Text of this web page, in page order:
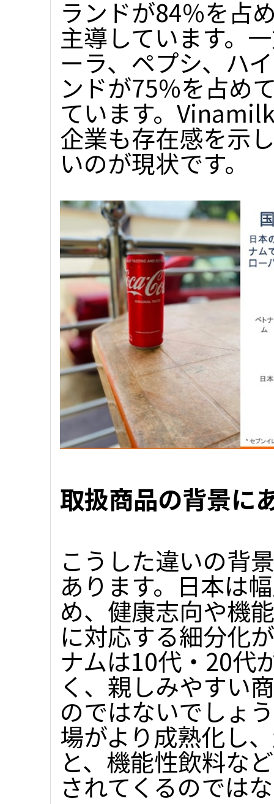
ランドが84%を占
主導しています。
ーラ、ペプシ、ハ
ンドが75%を占め
ています。
企業も存在感を示
いのが現状です。
取扱商品の背景に
こうした違いの背
あります。日本は
め、健康志向や機
に対応する細分化
ナムは10代・20代
く、親しみやすい
のではないでしょ
場がより成熟化し
と、機能性飲料な
されてくるのでは